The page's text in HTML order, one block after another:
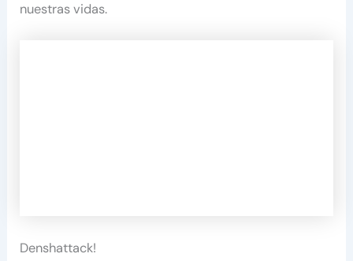
nuestras vidas.
Denshattack!